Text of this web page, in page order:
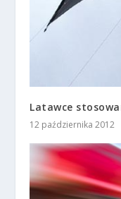
Latawce
12 października 2012